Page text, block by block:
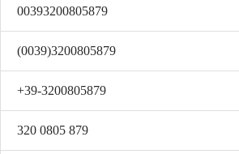
00393200805879
(0039)3200805879
+39-3200805879
320 0805 879